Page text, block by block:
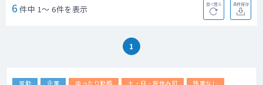
6 件中 1～ 6件を表示 並べ替え 条件保存
1
常勤 企業 ゆったり勤務 土・日・祝休み可
残業なし